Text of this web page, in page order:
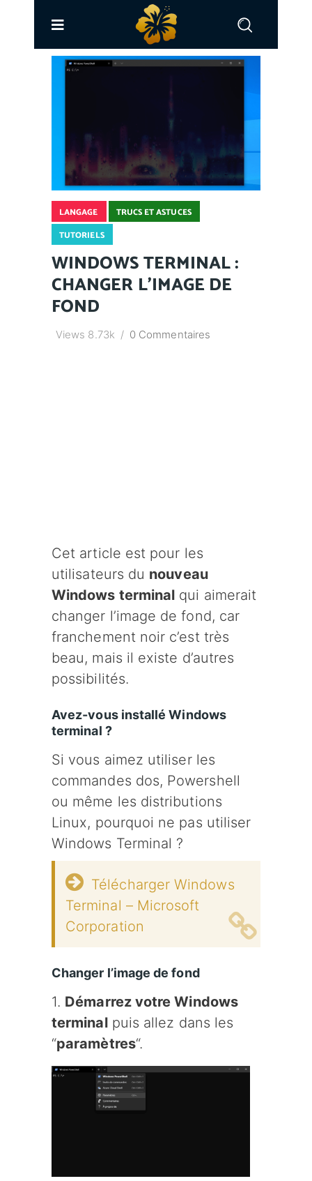
LANGAGE
TRUCS ET ASTUCES
TUTORIELS
WINDOWS TERMINAL :
CHANGER L’IMAGE DE
FOND
Views 8.73k 0 Commentaires
Cet article est pour les
utilisateurs du nouveau
Windows terminal qui aimerait
changer l’image de fond, car
franchement noir c’est très
beau, mais il existe d’autres
possibilités.
Avez-vous installé Windows
terminal ?
Si vous aimez utiliser les
commandes dos, Powershell
ou même les distributions
Linux, pourquoi ne pas utiliser
Windows Terminal ?
Télécharger Windows
Terminal – Microsoft
Corporation
Changer l’image de fond
1. Démarrez votre Windows
terminalpuis allez dans les
“paramètres“.